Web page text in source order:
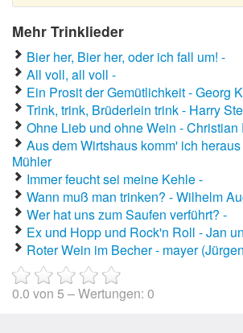
Mehr Trinklieder
Bier her, Bier her, oder ich fall um! -
All voll, all voll -
Ein Prosit der Gemütlichkeit - Georg
Trink, trink, Brüderlein trink - Harry
Ohne Lieb und ohne Wein -
Aus dem Wirtshaus komm' ich
Mühler
Immer feucht sei meine Kehle -
Wann muß man trinken? - Wilhelm
Wer hat uns zum Saufen verführt? -
Ex und Hopp und Rock'n Roll - Jan
Roter Wein im Becher - mayer
0.0 von 5 – Wertungen: 0